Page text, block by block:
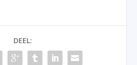
DEEL: